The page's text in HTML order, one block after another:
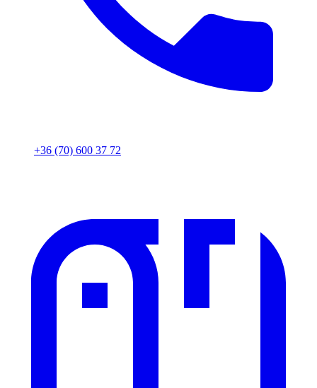
+36 (70) 600 37 72